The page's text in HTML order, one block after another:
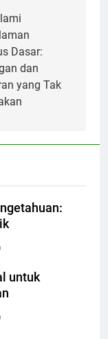
Dasar:
dan
yang Tak
untuk